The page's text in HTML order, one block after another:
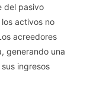
del pasivo
los activos no
acreedores
generando una
ingresos